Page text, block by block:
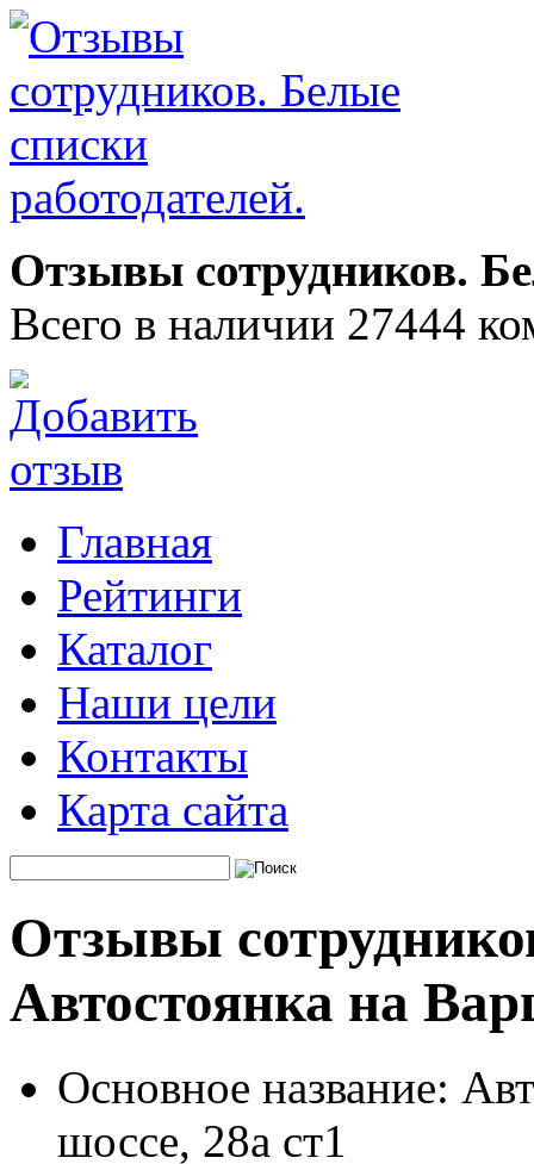
Отзывы сотрудников.
Всего в наличии 27444
Главная
Рейтинги
Каталог
Наши цели
Контакты
Карта сайта
Отзывы
Автостоянка на
Основное название:
шоссе, 28а ст1